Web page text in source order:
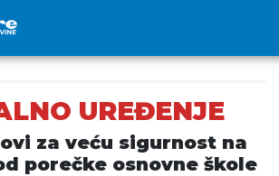
UREĐENJE
za veću sigurnost na
porečke osnovne škole